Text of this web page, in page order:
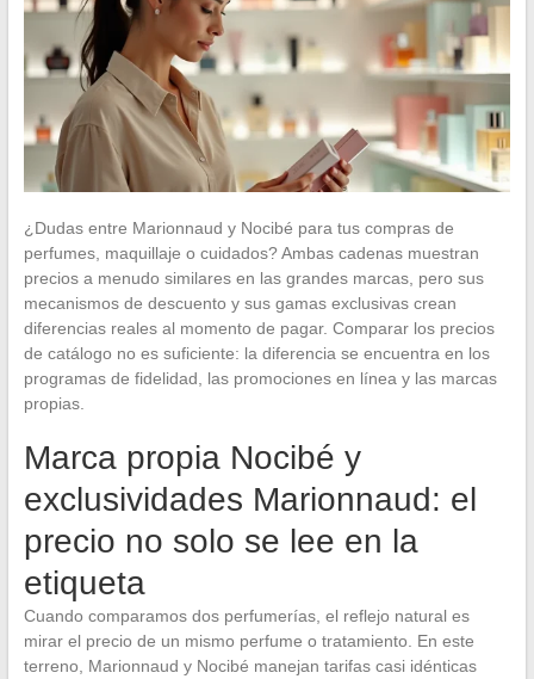
¿Dudas entre Marionnaud y Nocibé para tus compras de
perfumes, maquillaje o cuidados? Ambas cadenas muestran
precios a menudo similares en las grandes marcas, pero sus
mecanismos de descuento y sus gamas exclusivas crean
diferencias reales al momento de pagar. Comparar los precios
de catálogo no es suficiente: la diferencia se encuentra en los
programas de fidelidad, las promociones en línea y las marcas
propias.
Marca propia Nocibé y
exclusividades Marionnaud: el
precio no solo se lee en la
etiqueta
Cuando comparamos dos perfumerías, el reflejo natural es
mirar el precio de un mismo perfume o tratamiento. En este
terreno, Marionnaud y Nocibé manejan tarifas casi idénticas